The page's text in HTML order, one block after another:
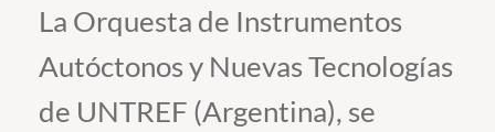
Vinculación con el Medio
Admisión
La Orquesta de Instrumentos
Autóctonos y Nuevas Tecnologías
de UNTREF (Argentina), se